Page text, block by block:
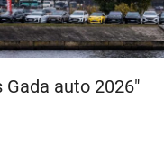
auto 2026"